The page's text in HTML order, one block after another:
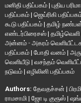
மனிதி பதிப்பகம் | புதிய
பதிப்பகம் | ஜெய்ரிகி
கூடு பதிப்பகம் | தமிழ்
எண்டர்பிரைசஸ் | தமிழ்வெளி
அன்னம் - அகரம்
பதிப்பகம் | போதி வனம் |
வெளியீடு | வசந்தம்
நடுவம் | எழிலினி பதிப்பகம்
Authors: தேவதச்சன் |
ராமசாமி | ஜோ டி குரூஸ் |